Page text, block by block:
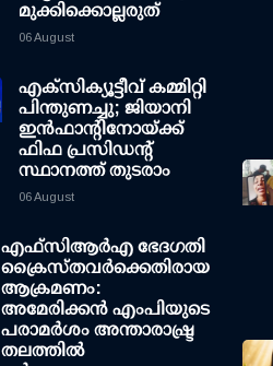
മുക്കിക്കൊല്ലരുത്
06 August
എക്സിക്യൂട്ടീവ് കമ്മിറ്റി
പിന്തുണച്ചു; ജിയാനി
ഇന്‍ഫാന്റിനോയ്ക്ക്
ഫിഫ പ്രസിഡന്റ്
സ്ഥാനത്ത് തുടരാം
06 August
എഫ്‌സി‌ആര്‍‌എ ഭേദഗതി
ക്രൈസ്തവർക്കെതിരായ
ആക്രമണം:
അമേരിക്കൻ എംപിയുടെ
പരാമർശം അന്താരാഷ്ട്ര
തലത്തിൽ